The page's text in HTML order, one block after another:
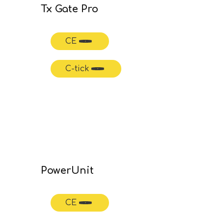
Tx Gate Pro
CE
C-tick
PowerUnit
CE